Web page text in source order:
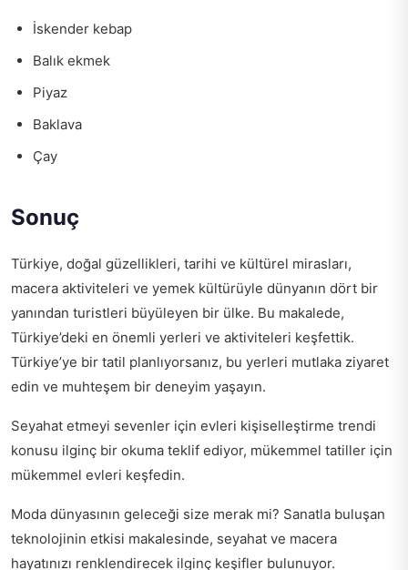
İskender kebap
Balık ekmek
Piyaz
Baklava
Çay
Sonuç
Türkiye, doğal güzellikleri, tarihi ve kültürel mirasları,
macera aktiviteleri ve yemek kültürüyle dünyanın dört bir
yanından turistleri büyüleyen bir ülke. Bu makalede,
Türkiye’deki en önemli yerleri ve aktiviteleri keşfettik.
Türkiye’ye bir tatil planlıyorsanız, bu yerleri mutlaka ziyaret
edin ve muhteşem bir deneyim yaşayın.
Seyahat etmeyi sevenler için evleri kişiselleştirme trendi
konusu ilginç bir okuma teklif ediyor, mükemmel tatiller için
mükemmel evleri keşfedin.
Moda dünyasının geleceği size merak mi? Sanatla buluşan
teknolojinin etkisi makalesinde, seyahat ve macera
hayatınızı renklendirecek ilginç keşifler bulunuyor.